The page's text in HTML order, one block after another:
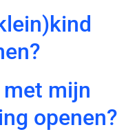
mijn
openen?